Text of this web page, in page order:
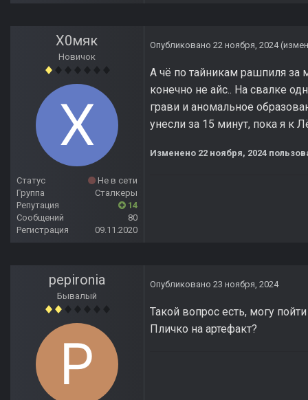
Х0мяк
Новичок
Статус
Не в сети
Группа
Сталкеры
Репутация
14
Сообщений
80
Регистрация
09.11.2020
Опубликовано 22 ноября, 2024
А чё по тайникам рашпиля за
конечно не айс.. На свалке
грави и аномальное
унесли за 15 минут, пока я к
Изменено 22 ноября, 2024
pepironia
Бывалый
Опубликовано 23 ноября, 2024
Такой вопрос есть, могу
Пличко на артефакт?